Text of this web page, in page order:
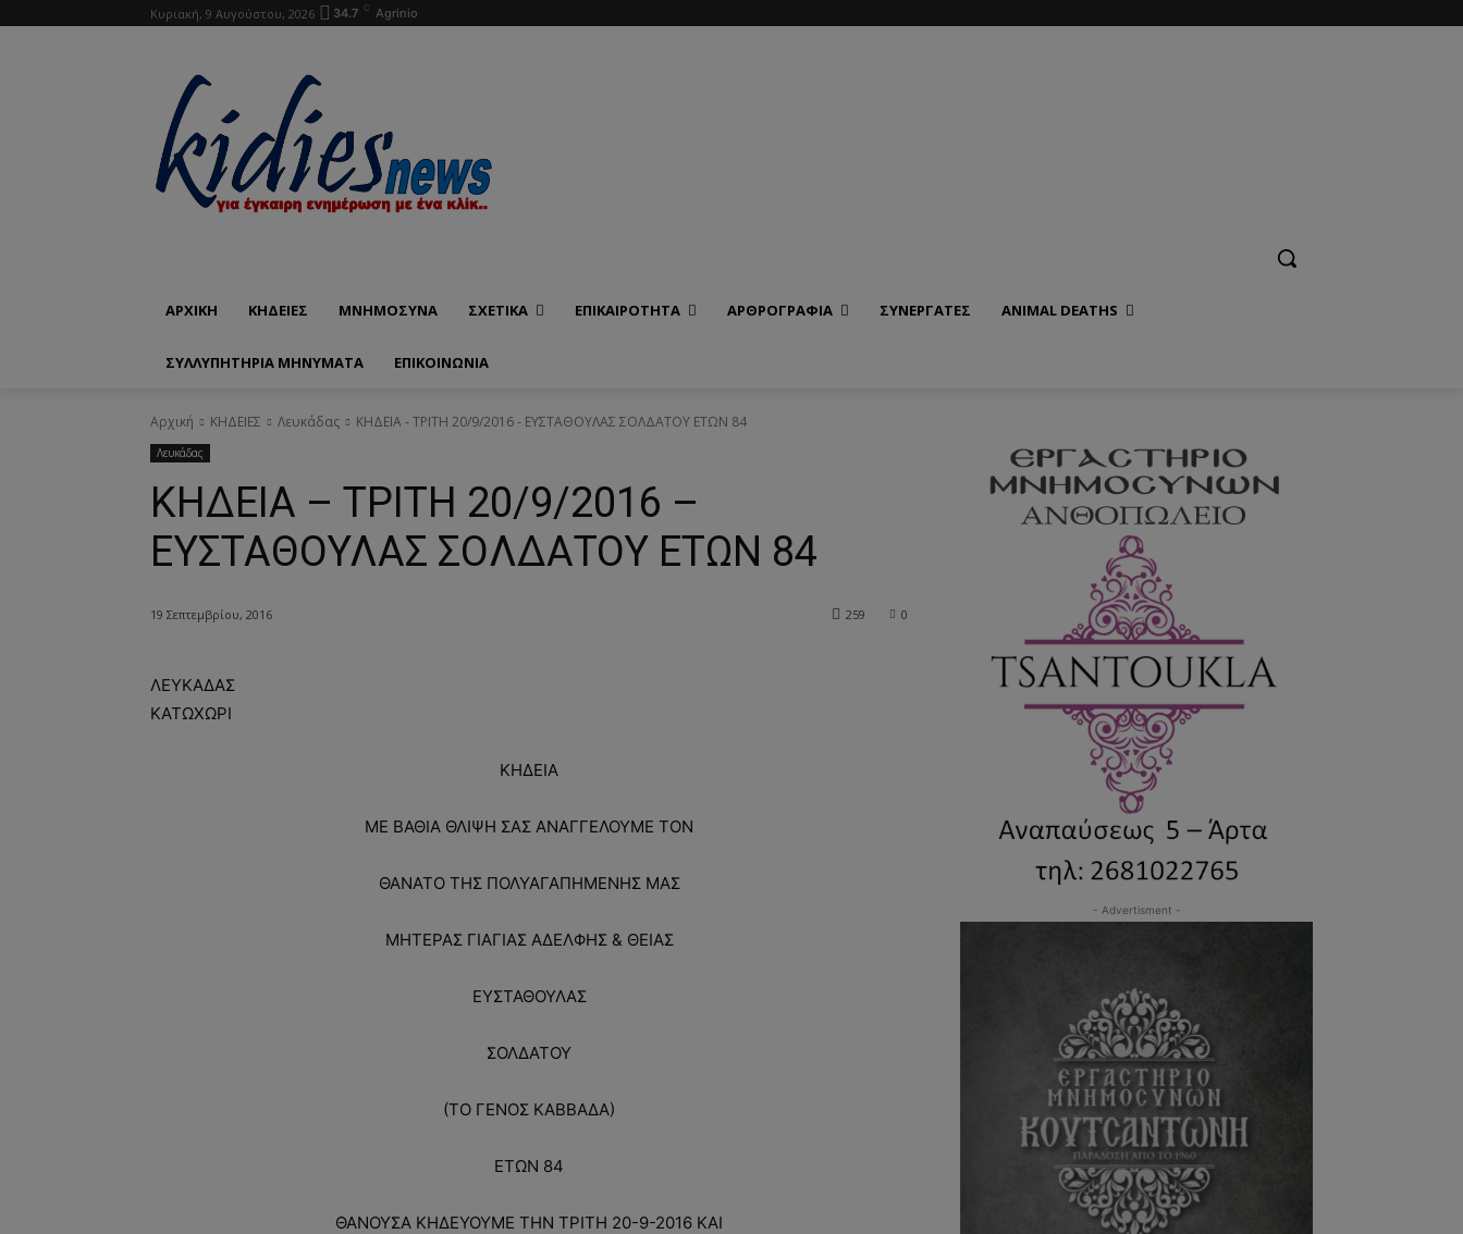
Κυριακή, 9 Αυγούστου, 2026 34.7 C Agrinio
ΑΡΧΙΚΗ ΚΗΔΕΙΕΣ ΜΝΗΜΟΣΥΝΑ ΣΧΕΤΙΚΑ ΕΠΙΚΑΙΡΟΤΗΤΑ ΑΡΘΡΟΓΡΑΦΙΑ ΣΥΝΕΡΓΑΤΕΣ ANIMAL DEATHS
ΣΥΛΛΥΠΗΤΗΡΙΑ ΜΗΝΥΜΑΤΑ ΕΠΙΚΟΙΝΩΝΊΑ
Αρχική ΚΗΔΕΙΕΣ Λευκάδας ΚΗΔΕΙΑ - ΤΡΙΤΗ 20/9/2016 - ΕΥΣΤΑΘΟΥΛΑΣ ΣΟΛΔΑΤΟΥ ΕΤΩΝ 84
Λευκάδας
ΚΗΔΕΙΑ – ΤΡΙΤΗ 20/9/2016 –
ΕΥΣΤΑΘΟΥΛΑΣ ΣΟΛΔΑΤΟΥ ΕΤΩΝ 84
19 Σεπτεμβρίου, 2016 0
259
ΛΕΥΚΑΔΑΣ
ΚΑΤΩΧΩΡΙ
ΚΗΔΕΙΑ
ΜΕ ΒΑΘΙΑ ΘΛΙΨΗ ΣΑΣ ΑΝΑΓΓΕΛΟΥΜΕ ΤΟΝ
ΘΑΝΑΤΟ ΤΗΣ ΠΟΛΥΑΓΑΠΗΜΕΝΗΣ ΜΑΣ
ΜΗΤΕΡΑΣ ΓΙΑΓΙΑΣ ΑΔΕΛΦΗΣ & ΘΕΙΑΣ
ΕΥΣΤΑΘΟΥΛΑΣ
ΣΟΛΔΑΤΟΥ
(ΤΟ ΓΕΝΟΣ ΚΑΒΒΑΔΑ)
ΕΤΩΝ 84
ΘΑΝΟΥΣΑ ΚΗΔΕΥΟΥΜΕ ΤΗΝ ΤΡΙΤΗ 20-9-2016 ΚΑΙ
- Advertisment -